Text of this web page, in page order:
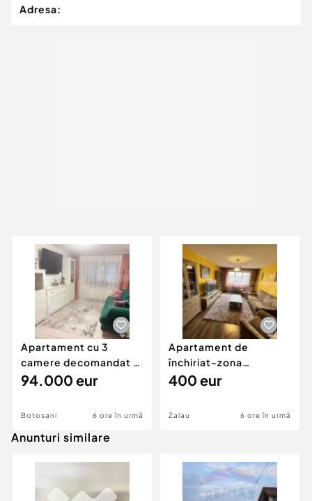
Adresa:
Apartament cu 3
camere decomandat -
renovat - Bucovina -
94.000 eur
Botosani 6 ore în urmă
Apartament de
închiriat-zona
ultracentrală
400 eur
Zalau 6 ore în urmă
Anunturi similare